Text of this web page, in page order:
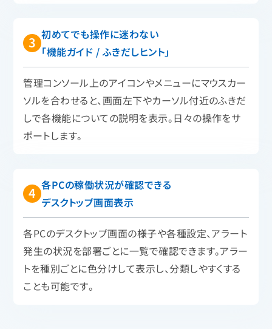
初めてでも操作に迷わない
「機能ガイド / ふきだしヒント」
管理コンソール上のアイコンやメニューにマウスカー
ソルを合わせると、画面左下やカーソル付近のふきだ
しで各機能についての説明を表示。日々の操作をサ
ポートします。
各PCの稼働状況が確認できる
デスクトップ画面表示
各PCのデスクトップ画面の様子や各種設定、アラート
発生の状況を部署ごとに一覧で確認できます。アラー
トを種別ごとに色分けして表示し、分類しやすくする
ことも可能です。